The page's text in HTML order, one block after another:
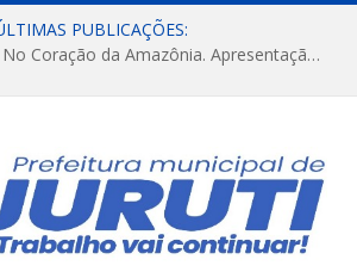
PUBLICAÇÕES:
FESTRIBAL 2026 – No Coração da Amazônia. Apresentação da Munduruku.